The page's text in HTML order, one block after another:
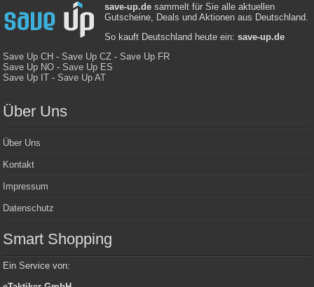
save-up.desammelt für Sie alle aktuellen
Gutscheine, Deals und Aktionen aus Deutschland.
So kauft Deutschland heute ein: save-up.de
Save Up CH -Save Up CZ -Save Up FR
Save Up NO -Save Up ES
Save Up IT -Save Up AT
Über Uns
Über Uns
Kontakt
Impressum
Datenschutz
Smart Shopping
Ein Service von: